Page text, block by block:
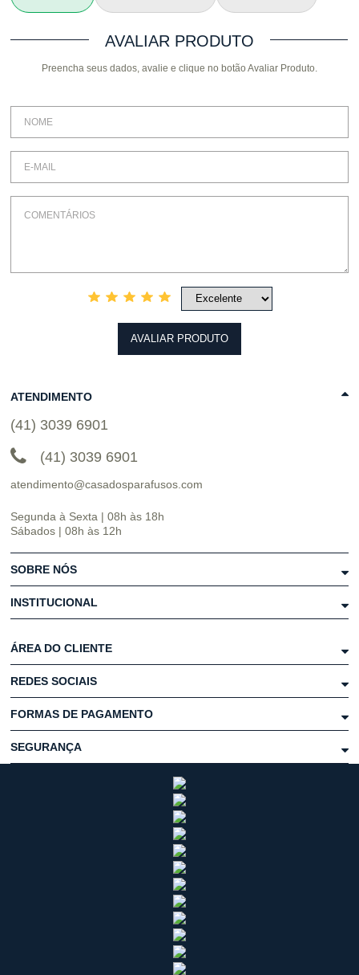
R$ 2.550,90
10 x de R$ 255,09
COMPRAR
Atacado:
(Apenas
10 x de R$ 255,09
COMPRAR
AVALIAR PRODUTO
Preencha seus dados, avalie e clique no botão Avaliar Produto.
AVALIAR PRODUTO
ATENDIMENTO
(41) 3039 6901
(41) 3039 6901
atendimento@casadosparafusos.com
Segunda à Sexta | 08h às 18h
Sábados | 08h às 12h
SOBRE NÓS
INSTITUCIONAL
ÁREA DO CLIENTE
REDES SOCIAIS
FORMAS DE PAGAMENTO
SEGURANÇA